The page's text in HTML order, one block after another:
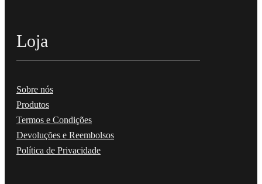
Loja
Sobre nós
Produtos
Termos e Condições
Devoluções e Reembolsos
Política de Privacidade